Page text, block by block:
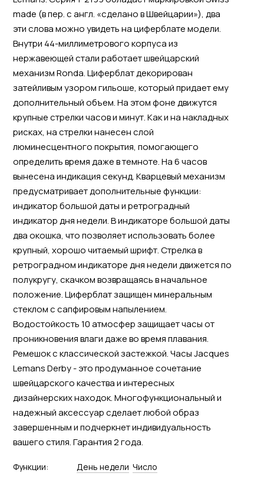
made (в пер. с англ. «сделано в Швейцарии»), два
эти слова можно увидеть на циферблате модели.
Внутри 44-миллиметрового корпуса из
нержавеющей стали работает швейцарский
механизм Ronda. Циферблат декорирован
затейливым узором гильоше, который придает ему
дополнительный объем. На этом фоне движутся
крупные стрелки часов и минут. Как и на накладных
рисках, на стрелки нанесен слой
люминесцентного покрытия, помогающего
определить время даже в темноте. На 6 часов
вынесена индикация секунд. Кварцевый механизм
предусматривает дополнительные функции:
индикатор большой даты и ретроградный
индикатор дня недели. В индикаторе большой даты
два окошка, что позволяет использовать более
крупный, хорошо читаемый шрифт. Стрелка в
ретроградном индикаторе дня недели движется по
полукругу, скачком возвращаясь в начальное
положение. Циферблат защищен минеральным
стеклом с сапфировым напылением.
Водостойкость 10 атмосфер защищает часы от
проникновения влаги даже во время плавания.
Ремешок с классической застежкой. Часы Jacques
Lemans Derby - это продуманное сочетание
швейцарского качества и интересных
дизайнерских находок. Многофункциональный и
надежный аксессуар сделает любой образ
завершенным и подчеркнет индивидуальность
вашего стиля. Гарантия 2 года.
Функции: День недели Число